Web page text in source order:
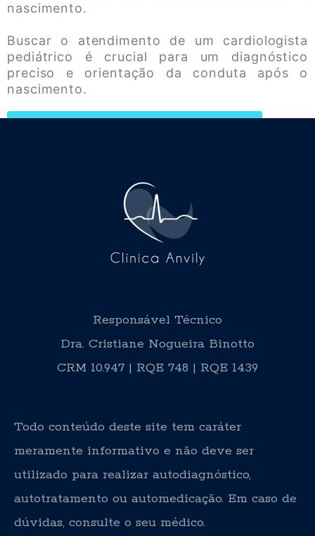
nascimento.
Buscar o atendimento de um cardiologista
pediátrico é crucial para um diagnóstico
preciso e orientação da conduta após o
nascimento.
Responsável Técnico
Dra. Cristiane Nogueira Binotto
CRM 10.947 | RQE 748 | RQE 1439
Todo conteúdo deste site tem caráter
meramente informativo e não deve ser
utilizado para realizar autodiagnóstico,
autotratamento ou automedicação. Em caso de
dúvidas, consulte o seu médico.